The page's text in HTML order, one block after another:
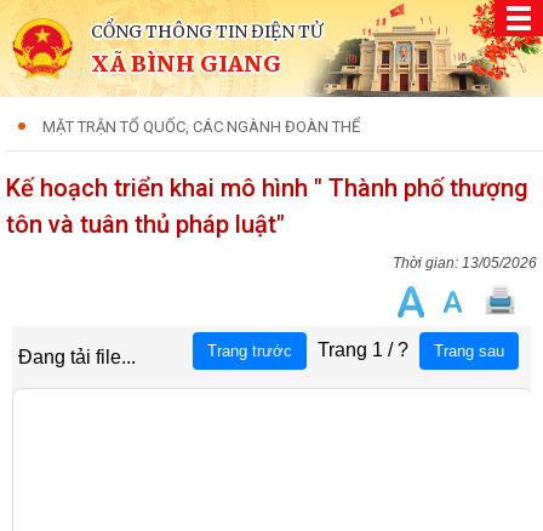
CỔNG THÔNG TIN ĐIỆN TỬ
XÃ BÌNH GIANG
MẶT TRẬN TỔ QUỐC, CÁC NGÀNH ĐOÀN THỂ
Kế hoạch triển khai mô hình " Thành phố thượng
tôn và tuân thủ pháp luật"
13/05/2026